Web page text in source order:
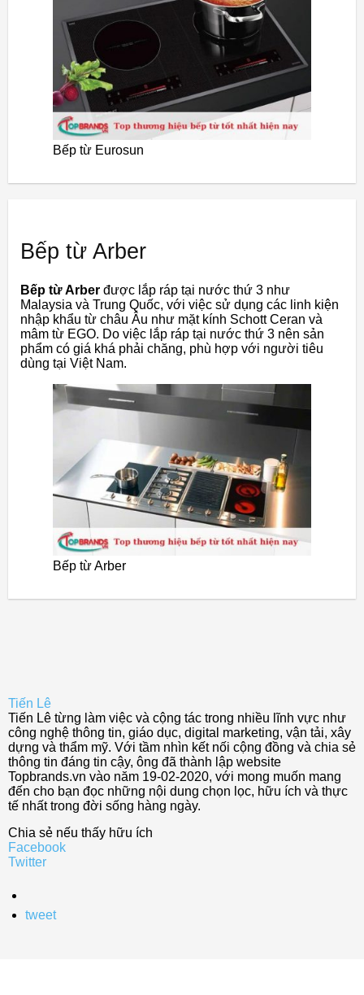
Bếp từ Eurosun
Bếp từ Arber
Bếp từ Arber được lắp ráp tại nước thứ 3 như
Malaysia và Trung Quốc, với việc sử dụng các linh kiện
nhập khẩu từ châu Âu như mặt kính Schott Ceran và
mâm từ EGO. Do việc lắp ráp tại nước thứ 3 nên sản
phẩm có giá khá phải chăng, phù hợp với người tiêu
dùng tại Việt Nam.
Bếp từ Arber
Tiến Lê
Tiến Lê từng làm việc và cộng tác trong nhiều lĩnh vực như
công nghệ thông tin, giáo dục, digital marketing, vận tải, xây
dựng và thẩm mỹ. Với tầm nhìn kết nối cộng đồng và chia sẻ
thông tin đáng tin cậy, ông đã thành lập website
Topbrands.vn vào năm 19-02-2020, với mong muốn mang
đến cho bạn đọc những nội dung chọn lọc, hữu ích và thực
tế nhất trong đời sống hàng ngày.
Chia sẻ nếu thấy hữu ích
Facebook
Twitter
tweet